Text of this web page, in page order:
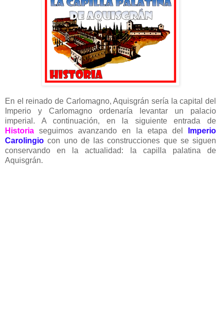
En el reinado de Carlomagno, Aquisgrán sería la capital del
Imperio y Carlomagno ordenaría levantar un palacio
imperial. A continuación, en la siguiente entrada de
Historia seguimos avanzando en la etapa del
Imperio
Carolingio con uno de las construcciones que se siguen
conservando en la actualidad: la capilla palatina de
Aquisgrán.